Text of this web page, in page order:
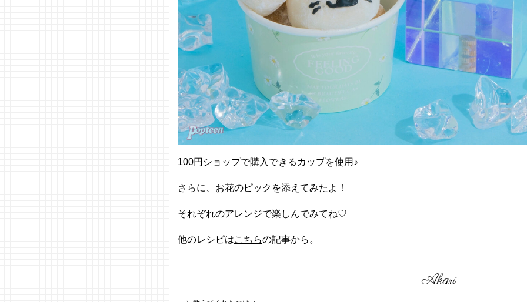
100円ショップで購入できるカップを使用♪
さらに、お花のピックを添えてみたよ！
それぞれのアレンジで楽しんでみてね♡
他のレシピはこちらの記事から。
Akari